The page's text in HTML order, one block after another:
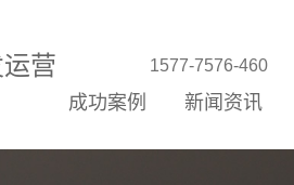
营
1577-7576-460
成功案例 新闻资讯